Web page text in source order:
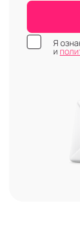
Я
и